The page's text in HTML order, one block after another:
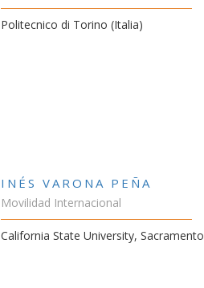
Politecnico di Torino (Italia)
INÉS VARONA PEÑA
Movilidad Internacional
California State University,